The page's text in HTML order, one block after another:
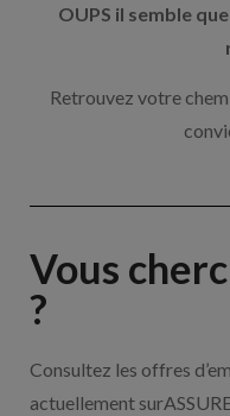
OUPS il semble
Retrouvez votre
Vous
?
Consultez les offres
actuellement